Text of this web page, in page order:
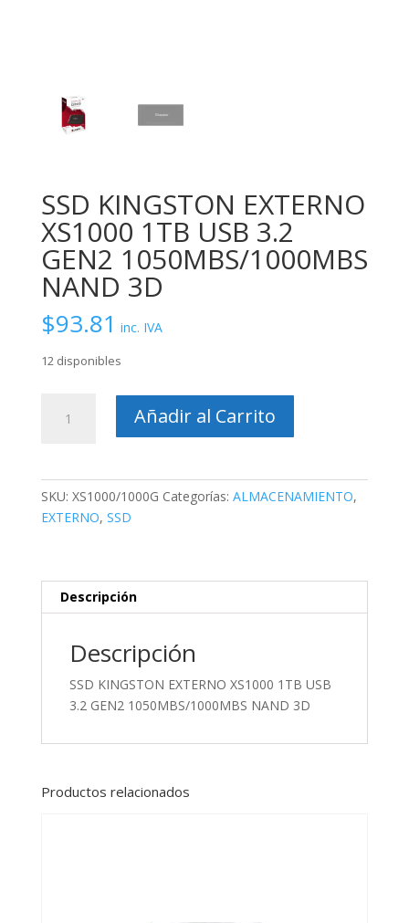
SSD KINGSTON EXTERNO
XS1000 1TB USB 3.2
GEN2 1050MBS/1000MBS
NAND 3D
$93.81 inc. IVA
12 disponibles
KINGSTON
NAND
3D
Añadir al Carrito
SKU: XS1000/1000G Categorías: ALMACENAMIENTO,
EXTERNO, SSD
Descripción
Descripción
SSD KINGSTON EXTERNO XS1000 1TB USB
3.2 GEN2 1050MBS/1000MBS NAND 3D
Productos relacionados